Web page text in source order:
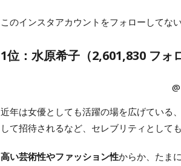
このインスタアカウントをフォローしてな
1位：水原希子（2,601,830 フォ
近年は女優としても活躍の場を広げている、
して招待されるなど、セレブリティとしても
高い芸術性やファッション性からか、たま